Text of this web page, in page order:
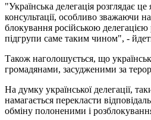
"Українська делегація розглядає
консультації, особливо зважаючи
блокування російською делегацією
підгрупи саме таким чином", -
Також наголошується, що
громадянами, засудженими за
На думку української делегації,
намагається перекласти
обміну полоненими і